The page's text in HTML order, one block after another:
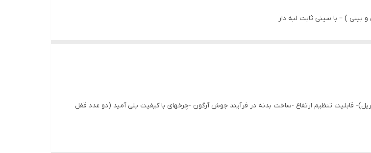
) – با سینی ثابت لبه دار
(زنگ ناپذیر و قابل استریل)- قابلیت تنظیم ارتفاع -ساخت بدنه در فرآیند جوش آرگون -چرخهای با کیفیت پلی آمید (دو عدد قفل